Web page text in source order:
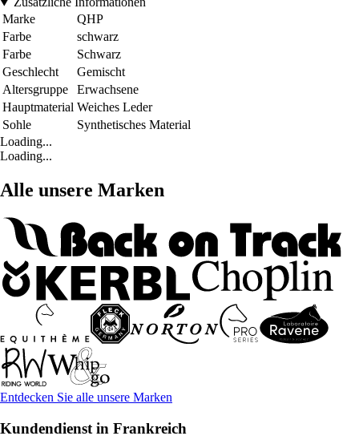
Marke
QHP
Farbe
schwarz
Farbe
Schwarz
Geschlecht
Gemischt
Altersgruppe
Erwachsene
Hauptmaterial Weiches Leder
Sohle
Synthetisches Material
Loading...
Loading...
Alle unsere Marken
Entdecken Sie alle unsere Marken
Kundendienst in Frankreich